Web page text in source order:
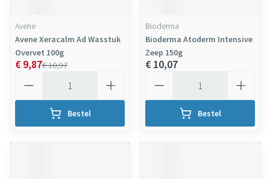
Avene
Avene Xeracalm Ad Wasstuk
Overvet 100g
€ 10,97
€ 9,87
Bestel
Bioderma
Bioderma Atoderm Intensive
Zeep 150g
€ 10,07
Bestel